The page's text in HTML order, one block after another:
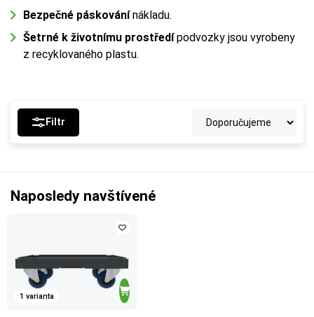
Bezpečné páskovánínákladu.
Šetrné k životnímu prostředípodvozky jsou vyrobeny
z recyklovaného plastu.
Filtr
Naposledy navštívené
1 varianta